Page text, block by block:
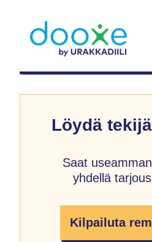
Löydä
Saat
yhdellä
Kilpailuta